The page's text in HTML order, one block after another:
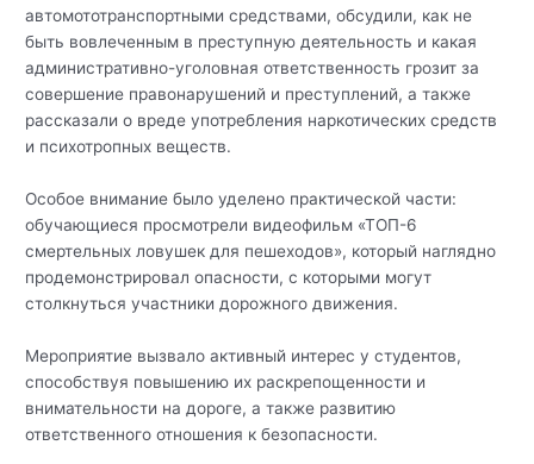
автомототранспортными средствами, обсудили, как не
быть вовлеченным в преступную деятельность и какая
административно-уголовная ответственность грозит за
совершение правонарушений и преступлений, а также
рассказали о вреде употребления наркотических средств
и психотропных веществ.
Особое внимание было уделено практической части:
обучающиеся просмотрели видеофильм «ТОП-6
смертельных ловушек для пешеходов», который наглядно
продемонстрировал опасности, с которыми могут
столкнуться участники дорожного движения.
Мероприятие вызвало активный интерес у студентов,
способствуя повышению их раскрепощенности и
внимательности на дороге, а также развитию
ответственного отношения к безопасности.